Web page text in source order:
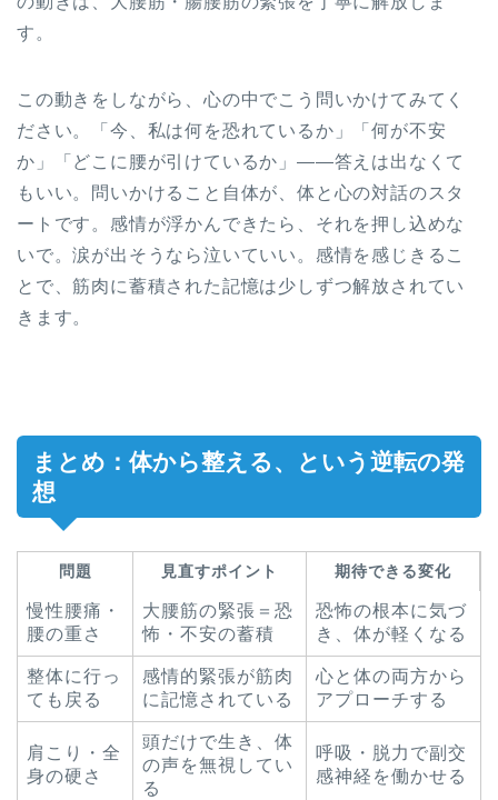
す。
この動きをしながら、心の中でこう問いかけてみてく
ださい。「今、私は何を恐れているか」「何が不安
か」「どこに腰が引けているか」——答えは出なくて
もいい。問いかけること自体が、体と心の対話のスタ
ートです。感情が浮かんできたら、それを押し込めな
いで。涙が出そうなら泣いていい。感情を感じきるこ
とで、筋肉に蓄積された記憶は少しずつ解放されてい
きます。
まとめ：体から整える、という逆転の発
想
問題 見直すポイント 期待できる変化
慢性腰痛・
腰の重さ
大腰筋の緊張＝恐
怖・不安の蓄積
恐怖の根本に気づ
き、体が軽くなる
整体に行っ
ても戻る
感情的緊張が筋肉
に記憶されている
心と体の両方から
アプローチする
肩こり・全
身の硬さ
頭だけで生き、体
の声を無視してい
る
呼吸・脱力で副交
感神経を働かせる